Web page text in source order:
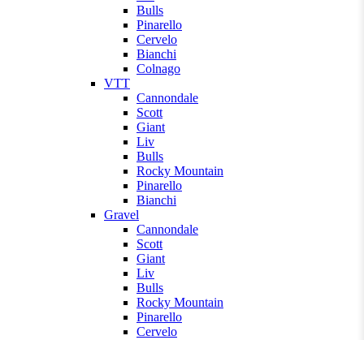
Bulls
Pinarello
Cervelo
Bianchi
Colnago
VTT
Cannondale
Scott
Giant
Liv
Bulls
Rocky Mountain
Pinarello
Bianchi
Gravel
Cannondale
Scott
Giant
Liv
Bulls
Rocky Mountain
Pinarello
Cervelo